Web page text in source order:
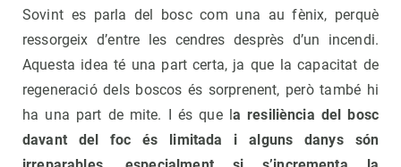
Sovint es parla del bosc com una au fènix, perquè
ressorgeix d’entre les cendres desprès d’un incendi.
Aquesta idea té una part certa, ja que la capacitat de
regeneració dels boscos és sorprenent, però també hi
ha una part de mite. I és que l a resiliència del bosc
davant del foc és limitada i alguns danys són